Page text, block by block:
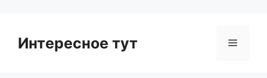
Интересное тут Menu